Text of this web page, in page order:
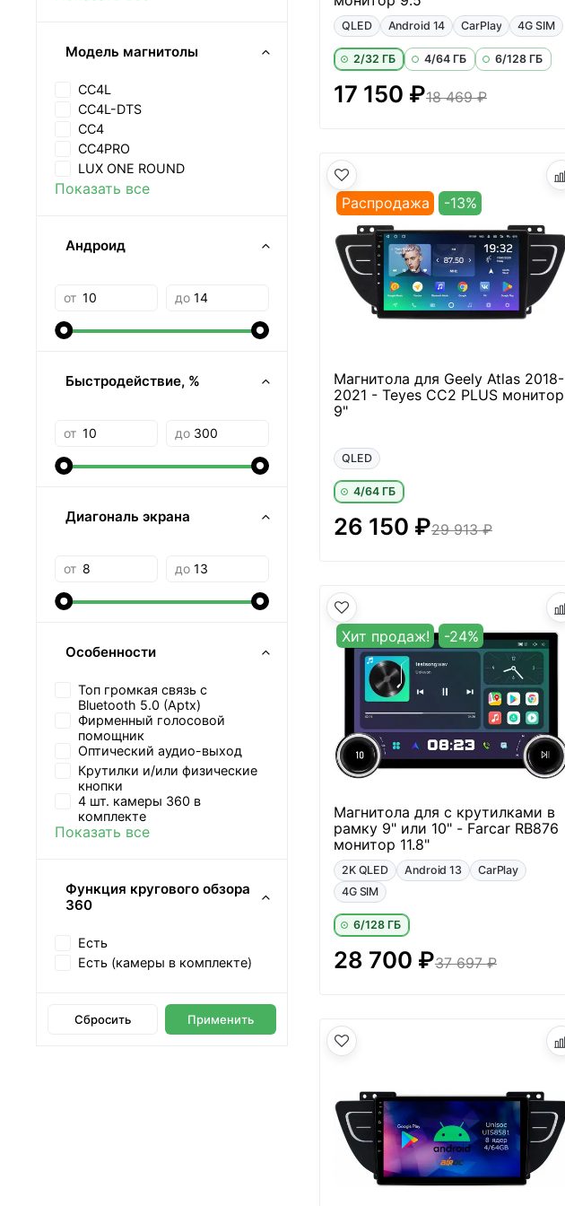
QLED Android 14 CarPlay 4G SIM
2/32 ГБ 4/64 ГБ 6/128 ГБ
17 150 ₽18 469 ₽
Распродажа -13%
Магнитола для Geely Atlas 2018-
2021 - Teyes CC2 PLUS монитор
9"
QLED
4/64 ГБ
29 913 ₽
26 150 ₽
Хит продаж! -24%
Магнитола для с крутилками в
рамку 9" или 10" - Farcar RB876
монитор 11.8"
2K QLED Android 13
CarPlay
4G SIM
6/128 ГБ
37 697 ₽
28 700 ₽
Модель магнитолы
CC4L
CC4L-DTS
CC4
CC4PRO
LUX ONE ROUND
Показать все
Андроид
от до
Быстродействие, %
от до
Диагональ экрана
от до
Особенности
Топ громкая связь с
Bluetooth 5.0 (Aptx)
Фирменный голосовой
помощник
Оптический аудио-выход
Крутилки и/или физические
кнопки
4 шт. камеры 360 в
комплекте
Показать все
Функция кругового обзора
360
Есть
Есть (камеры в комплекте)
Сбросить Применить